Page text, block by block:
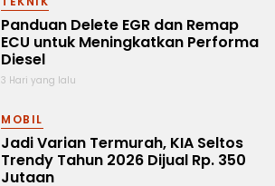
Panduan Delete EGR dan Remap
ECU untuk Meningkatkan Performa
Diesel
3 Hari yang lalu
MOBIL
Jadi Varian Termurah, KIA Seltos
Trendy Tahun 2026 Dijual Rp. 350
Jutaan